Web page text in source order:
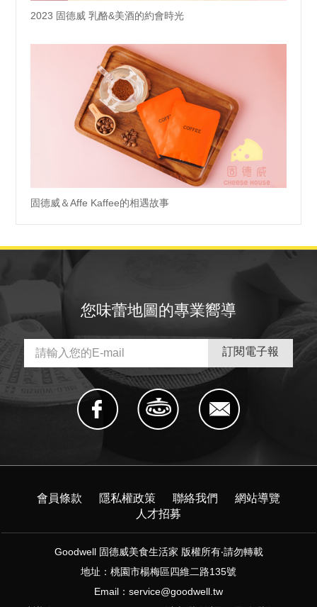
2023 固德威 乳酪&美酒的約會時光
固德威＆Affe Kaffee的相遇故事
您味蕾地圖的專業嚮導
會員條款 隱私權政策 聯絡我們
網站導覽
人才招募
Goodwell 固德威美食生活家 版權所有‧請勿轉載
地址：桃園市楊梅區四維二路135號
Email： service@goodwell.tw